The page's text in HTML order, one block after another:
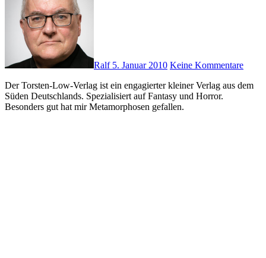
Ralf 5. Januar 2010 Keine Kommentare
Der Torsten-Low-Verlag ist ein engagierter kleiner Verlag aus dem
Süden Deutschlands. Spezialisiert auf Fantasy und Horror.
Besonders gut hat mir Metamorphosen gefallen.